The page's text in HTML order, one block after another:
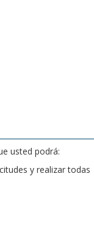
usted podrá:
y realizar todas